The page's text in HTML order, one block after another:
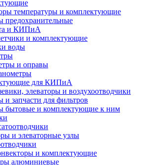
температуры и комплектующие
предохранительные
и КИПиА
и комплектующие
воды
и оправы
для КИПиА
элеваторы и воздухоотводчики
и запчасти для фильтров
бытовые и комплектующие к ним
и элеваторные узлы
и комплектующие
алюминиевые